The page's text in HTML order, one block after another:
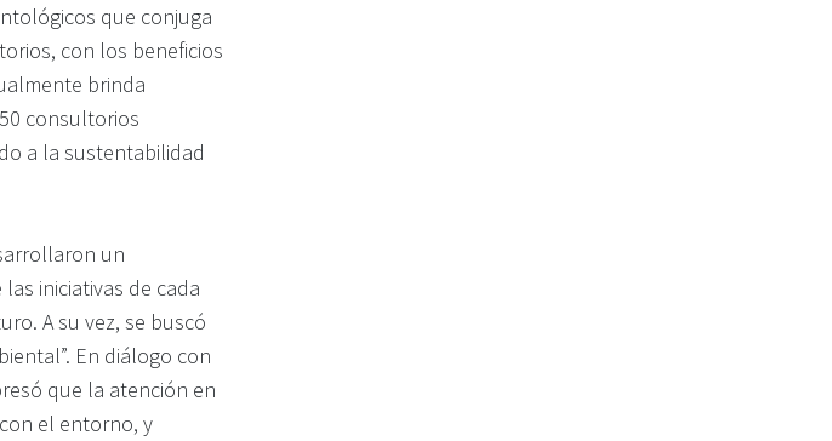
que conjuga
con los beneficios
brinda
consultorios
a la sustentabilidad
un
iniciativas de cada
A su vez, se buscó
En diálogo con
que la atención en
el entorno, y